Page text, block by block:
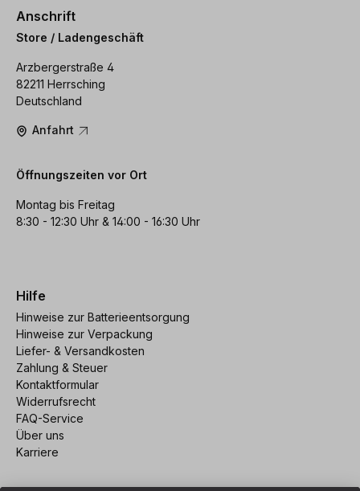
Anschrift
Store / Ladengeschäft
Arzbergerstraße 4
82211 Herrsching
Deutschland
Anfahrt
Öffnungszeiten vor Ort
Montag bis Freitag
8:30 - 12:30 Uhr & 14:00 - 16:30 Uhr
Hilfe
Hinweise zur Batterieentsorgung
Hinweise zur Verpackung
Liefer- & Versandkosten
Zahlung & Steuer
Kontaktformular
Widerrufsrecht
FAQ-Service
Über uns
Karriere